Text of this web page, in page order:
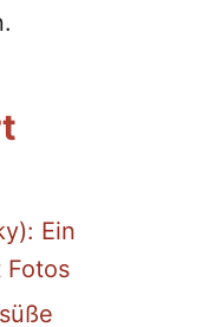
Ein
Fotos